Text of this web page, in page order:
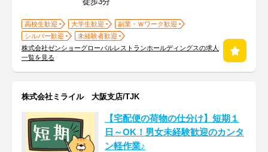
高校生歓迎 大学生歓迎
副業・Ｗワーク歓迎
シルバー歓迎
未経験者歓迎
株式会社ゼンショーグローバルレストランホールディングスの求人
一覧を見る
株式会社ミライル 大阪支店/TJK
【宅配便の荷物の仕分け】短期１
日～OK！男女未経験歓迎のカンタ
ン軽作業♪